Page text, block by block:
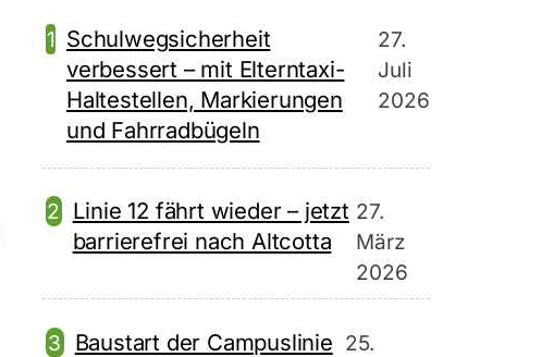
Schulwegsicherheit
verbessert – mit Elterntaxi-
Haltestellen, Markierungen
und Fahrradbügeln
27.
Juli
2026
Linie 12 fährt wieder – jetzt
barrierefrei nach Altcotta
27.
März
2026
Baustart der Campuslinie 25.